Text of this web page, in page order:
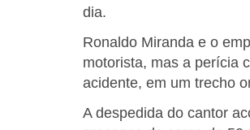
dia.
Ronaldo Miranda e o
motorista, mas a perícia
acidente, em um trecho
A despedida do cantor